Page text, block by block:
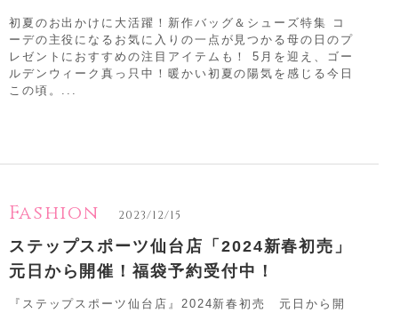
初夏のお出かけに大活躍！新作バッグ＆シューズ特集 コ
ーデの主役になるお気に入りの一点が見つかる母の日のプ
レゼントにおすすめの注目アイテムも！ 5月を迎え、ゴー
ルデンウィーク真っ只中！暖かい初夏の陽気を感じる今日
この頃。...
Fashion 2023/12/15
ステップスポーツ仙台店「2024新春初売」
元日から開催！福袋予約受付中！
『ステップスポーツ仙台店』2024新春初売 元日から開